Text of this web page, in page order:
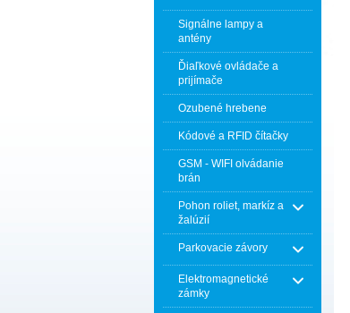
Signálne lampy a
antény
Ďiaľkové ovládače a
prijímače
Ozubené hrebene
Kódové a RFID čítačky
GSM - WIFI olvádanie
brán
Pohon roliet, markíz a
žalúzií
Parkovacie závory
Elektromagnetické
zámky